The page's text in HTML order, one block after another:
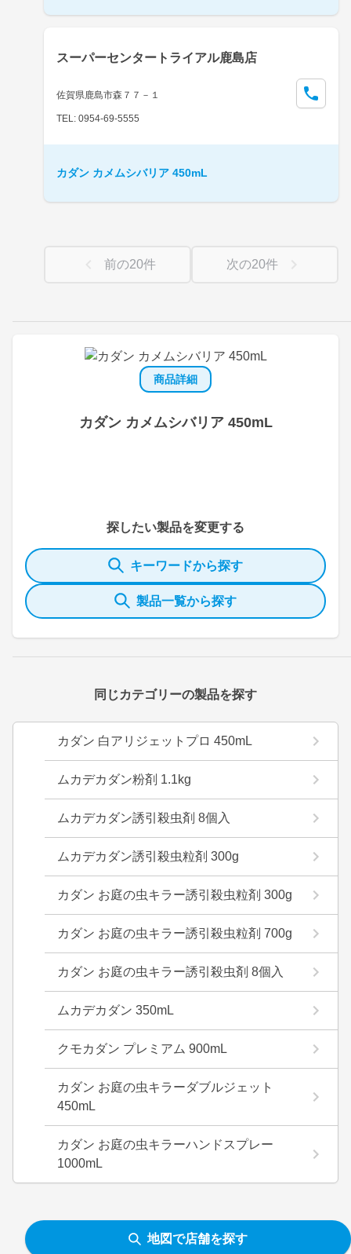
商品詳細
カダン カメムシバリア 450mL
探したい製品を変更する
キーワードから探す
製品一覧から探す
同じカテゴリーの製品を探す
カダン 白アリジェットプロ 450mL
ムカデカダン粉剤 1.1kg
ムカデカダン誘引殺虫剤 8個入
ムカデカダン誘引殺虫粒剤 300g
カダン お庭の虫キラー誘引殺虫粒剤 300g
カダン お庭の虫キラー誘引殺虫粒剤 700g
カダン お庭の虫キラー誘引殺虫剤 8個入
ムカデカダン 350mL
クモカダン プレミアム 900mL
カダン お庭の虫キラーダブルジェット
450mL
カダン お庭の虫キラーハンドスプレー
1000mL
スーパーセンタートライアル鹿島店
佐賀県鹿島市森７７－１
TEL: 0954-69-5555
カダン カメムシバリア 450mL
前の20件 次の20件
地図で店舗を探す